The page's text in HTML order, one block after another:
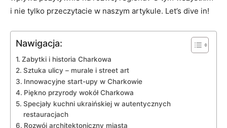
i‌ nie tylko⁢ przeczytacie w naszym artykule. Let’s dive in!
Nawigacja:
Zabytki i historia⁤ Charkowa
Sztuka ulicy – murale i street art
Innowacyjne start-upy w Charkowie
Piękno przyrody wokół Charkowa
Specjały kuchni ukraińskiej w autentycznych
restauracjach
Rozwój architektoniczny miasta